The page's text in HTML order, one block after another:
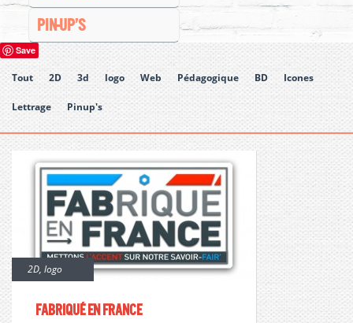
PIN-UP’S
Save
Tout 2D 3d logo Web Pédagogique BD Icones
Lettrage Pinup's
2D, logo
Fabriqué en france